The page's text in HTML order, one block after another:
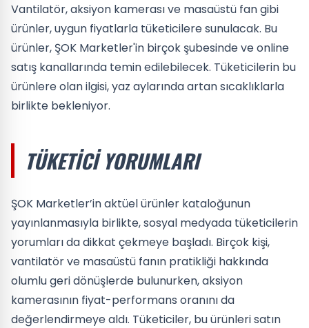
Vantilatör, aksiyon kamerası ve masaüstü fan gibi
ürünler, uygun fiyatlarla tüketicilere sunulacak. Bu
ürünler, ŞOK Marketler'in birçok şubesinde ve online
satış kanallarında temin edilebilecek. Tüketicilerin bu
ürünlere olan ilgisi, yaz aylarında artan sıcaklıklarla
birlikte bekleniyor.
TÜKETICI YORUMLARI
ŞOK Marketler’in aktüel ürünler kataloğunun
yayınlanmasıyla birlikte, sosyal medyada tüketicilerin
yorumları da dikkat çekmeye başladı. Birçok kişi,
vantilatör ve masaüstü fanın pratikliği hakkında
olumlu geri dönüşlerde bulunurken, aksiyon
kamerasının fiyat-performans oranını da
değerlendirmeye aldı. Tüketiciler, bu ürünleri satın